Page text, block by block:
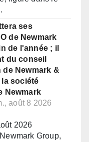
ses
de Newmark
de l'année ; il
du conseil
Newmark &
la société
Newmark
août 8 2026
2026
Group,